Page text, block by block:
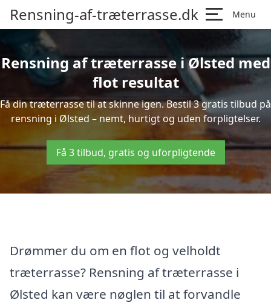
Rensning-af-træterrasse.dk Menu
Rensning af træterrasse i Ølsted med
flot resultat
Få din træterrasse til at skinne igen. Bestil 3 gratis tilbud på
rensning i Ølsted – nemt, hurtigt og uden forpligtelser.
Få 3 tilbud, gratis og uforpligtende
Drømmer du om en flot og velholdt
træterrasse? Rensning af træterrasse i
Ølsted kan være nøglen til at forvandle